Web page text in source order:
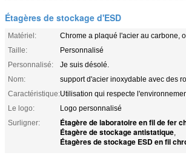
Étagères de stockage d'ESD
Matériel:
Chrome a plaqué l'acier au carbone,
Taille:
Personnalisé
Personnalisé:
Je suis désolé.
Nom:
support d'acier inoxydable avec des
Caractéristique:Utilisation qui respecte
Le logo:
Logo personnalisé
Surligner:
Étagère de laboratoire en fil de fer
Étagère de stockage antistatique,
Étagères de stockage ESD en fil